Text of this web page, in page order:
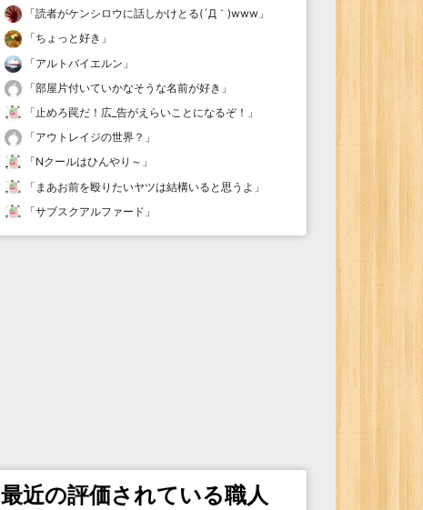
「読者がケンシロウに話しかけとる(´Д｀)www 」
「ちょっと好き 」
「アルトバイエルン 」
「部屋片付いていかなそうな名前が好き 」
「止めろ罠だ！広_告がえらいことになるぞ！ 」
「アウトレイジの世界？ 」
「Nクールはひんやり～ 」
「 まあお前を殴りたいヤツは結構いると思うよ 」
「サブスクアルファード 」
最近の評価されている職人